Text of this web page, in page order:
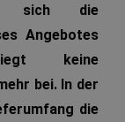
sich die
Angebotes
keine
bei. In der
die